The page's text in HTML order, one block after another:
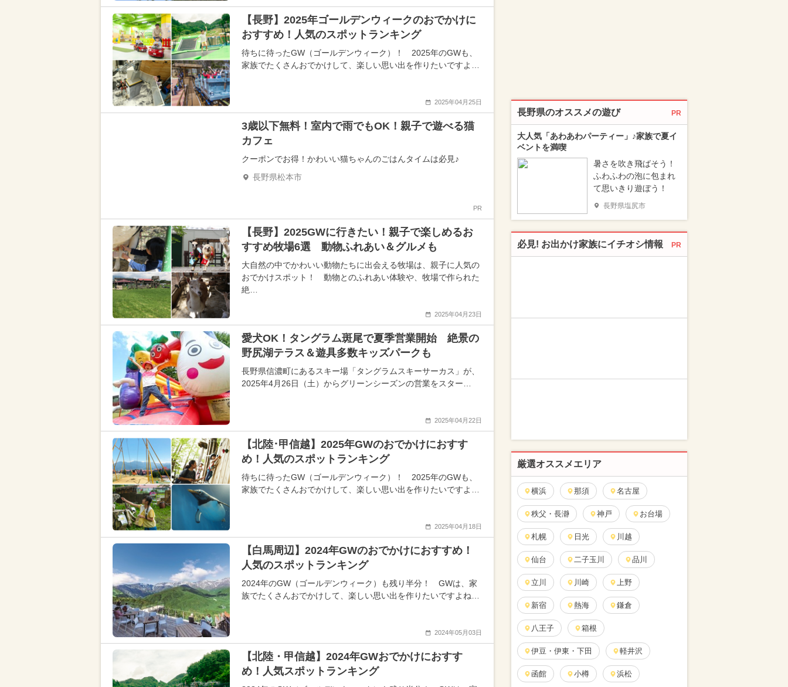
【長野】2025年ゴールデンウィークのおでかけに
おすすめ！人気のスポットランキング
待ちに待ったGW（ゴールデンウィーク）！ 2025年のGWも、
家族でたくさんおでかけして、楽しい思い出を作りたいですよ…
2025年04月25日
3歳以下無料！室内で雨でもOK！親子で遊べる猫
カフェ
クーポンでお得！かわいい猫ちゃんのごはんタイムは必見♪
長野県松本市
PR
【長野】2025GWに行きたい！親子で楽しめるお
すすめ牧場6選 動物ふれあい＆グルメも
大自然の中でかわいい動物たちに出会える牧場は、親子に人気の
おでかけスポット！ 動物とのふれあい体験や、牧場で作られた
絶…
2025年04月23日
愛犬OK！タングラム斑尾で夏季営業開始 絶景の
野尻湖テラス＆遊具多数キッズパークも
長野県信濃町にあるスキー場「タングラムスキーサーカス」が、
2025年4月26日（土）からグリーンシーズンの営業をスター…
2025年04月22日
【北陸･甲信越】2025年GWのおでかけにおすす
め！人気のスポットランキング
待ちに待ったGW（ゴールデンウィーク）！ 2025年のGWも、
家族でたくさんおでかけして、楽しい思い出を作りたいですよ…
2025年04月18日
【白馬周辺】2024年GWのおでかけにおすすめ！
人気のスポットランキング
2024年のGW（ゴールデンウィーク）も残り半分！ GWは、家
族でたくさんおでかけして、楽しい思い出を作りたいですよね…
2024年05月03日
【北陸・甲信越】2024年GWおでかけにおすす
め！人気スポットランキング
長野県のオススメの遊び PR
大人気「あわあわパーティー」♪家族で夏イ
ベントを満喫
暑さを吹き飛ばそう！
ふわふわの泡に包まれ
て思いきり遊ぼう！
長野県塩尻市
必見! お出かけ家族にイチオシ情報 PR
厳選オススメエリア
横浜 那須 名古屋
秩父・長瀞 神戸 お台場
札幌 日光 川越
仙台 二子玉川 品川
立川 川崎 上野
新宿 熱海 鎌倉
八王子 箱根
伊豆・伊東・下田 軽井沢
函館 小樽 浜松